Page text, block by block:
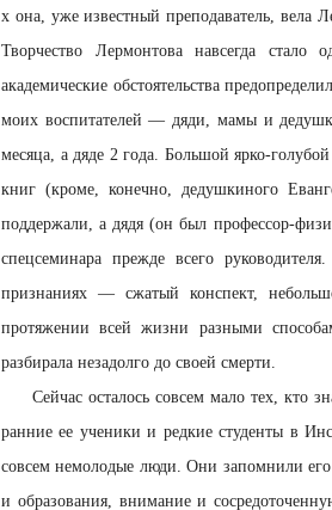
х она, уже известный преподаватель,
Творчество Лермонтова навсегда
академические обстоятельства
моих воспитателей — дяди, мамы и
месяца, а дяде 2 года. Большой ярко-
книг (кроме, конечно, дедушкиного
поддержали, а дядя (он был профессор-
спецсеминара прежде всего
признаниях — сжатый конспект,
протяжении всей жизни разными
разбирала незадолго до своей смерти.
Сейчас осталось совсем мало тех, кто
ранние ее ученики и редкие студенты в
совсем немолодые люди. Они запомнили его
и образования, внимание и